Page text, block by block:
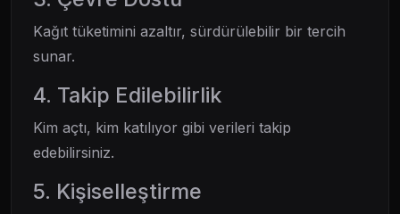
Kağıt tüketimini azaltır, sürdürülebilir bir tercih
sunar.
4. Takip Edilebilirlik
Kim açtı, kim katılıyor gibi verileri takip
edebilirsiniz.
5. Kişiselleştirme